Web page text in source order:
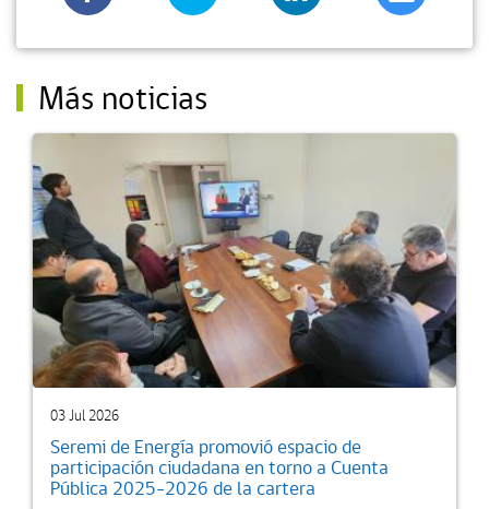
Más noticias
03 Jul 2026
Seremi de Energía promovió espacio de
participación ciudadana en torno a Cuenta
Pública 2025-2026 de la cartera